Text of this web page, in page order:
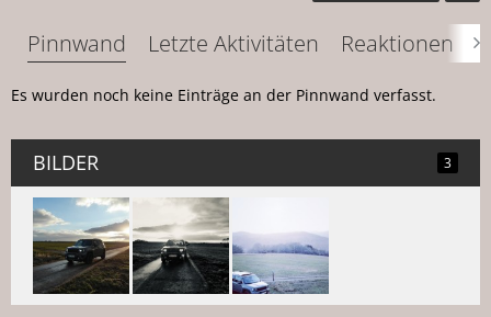
Pinnwand Letzte Aktivitäten Reaktionen
Es wurden noch keine Einträge an der Pinnwand verfasst.
BILDER 3